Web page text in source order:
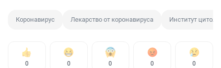
Коронавирус Лекарство от коронавируса Институт
0 0 0 0 0